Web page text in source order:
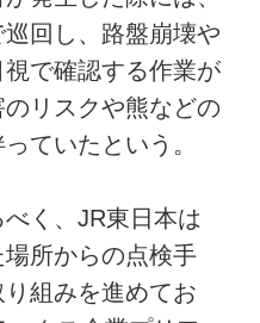
回し、路盤崩壊や
で確認する作業が
リスクや熊などの
ていたという。
く、JR東日本は
場所からの点検手
組みを進めてお